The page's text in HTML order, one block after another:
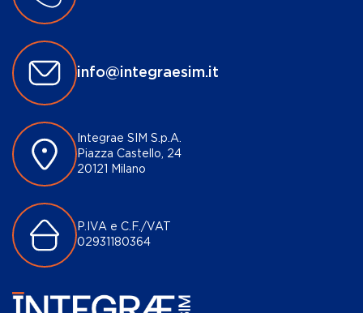
info@integraesim.it
Integrae SIM S.p.A.
Piazza Castello, 24
20121 Milano
P.IVA e C.F./VAT
02931180364